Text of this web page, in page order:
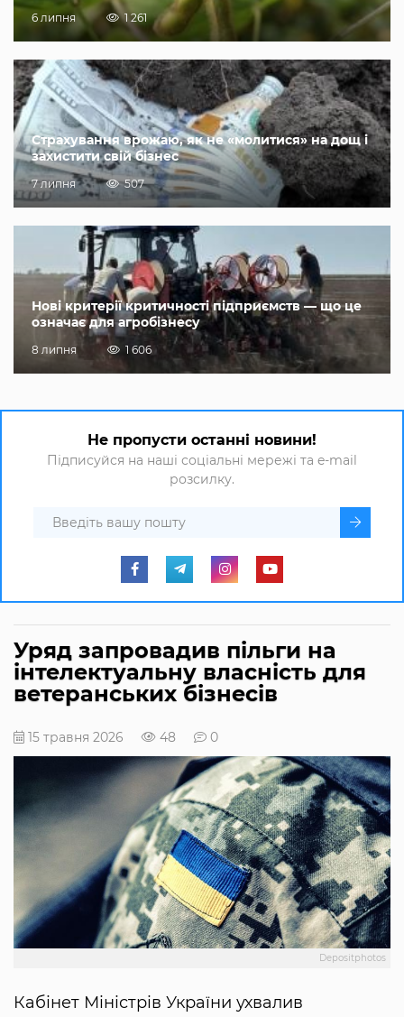
6 липня 1 261
Страхування врожаю, як не «молитися» на дощ і
захистити свій бізнес
7 липня 507
Нові критерії критичності підприємств — що це
означає для агробізнесу
8 липня 1 606
Не пропусти останні новини!
Підписуйся на наші соціальні мережі та e-mail
розсилку.
Уряд запровадив пільги на
інтелектуальну власність для
ветеранських бізнесів
15 травня 2026 48 0
Depositphotos
Кабінет Міністрів України ухвалив